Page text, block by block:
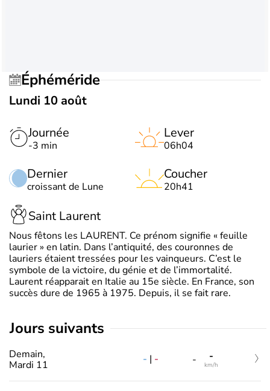
Éphéméride
Lundi 10 août
Journée
-3 min
Dernier
croissant de Lune
Lever
06h04
Coucher
20h41
Saint Laurent
Nous fêtons les LAURENT. Ce prénom signifie « feuille
laurier » en latin. Dans l’antiquité, des couronnes de
lauriers étaient tressées pour les vainqueurs. C’est le
symbole de la victoire, du génie et de l’immortalité.
Laurent réapparait en Italie au 15e siècle. En France, son
succès dure de 1965 à 1975. Depuis, il se fait rare.
jours suivants
Demain,
Mardi 11
- | - - -
km/h